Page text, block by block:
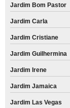
Jardim Bom Pastor
Jardim Carla
Jardim Cristiane
Jardim Guilhermina
Jardim Irene
Jardim Jamaica
Jardim Las Vegas